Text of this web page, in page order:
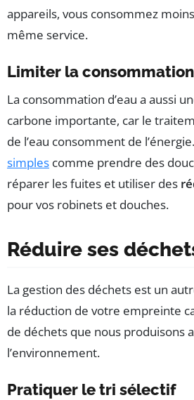
appareils, vous consommez
même service.
Limiter la consommation
La consommation d’eau a aussi
carbone importante, car le
de l’eau consomment de
simples comme prendre des
réparer les fuites et utiliser des
pour vos robinets et douches.
Réduire ses
La gestion des déchets est un
la réduction de votre empreinte
de déchets que nous produisons
l’environnement.
Pratiquer le tri sélectif